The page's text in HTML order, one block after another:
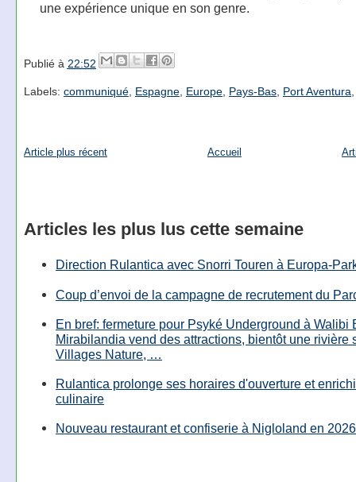
une expérience unique en son genre.
Publié à 22:52
Labels: communiqué, Espagne, Europe, Pays-Bas, Port Aventura
Article plus récent Accueil
Articles les plus lus cette semaine
Direction Rulantica avec Snorri Touren à Europa-
Coup d’envoi de la campagne de recrutement du
En bref: fermeture pour Psyké Underground à Walibi
Mirabilandia vend des attractions, bientôt une rivière
Villages Nature, …
Rulantica prolonge ses horaires d'ouverture et
culinaire
Nouveau restaurant et confiserie à Nigloland en 2026